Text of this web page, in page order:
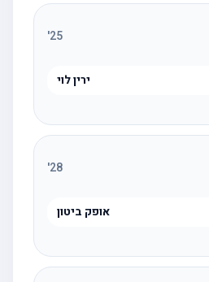
25
'
ירין לוי
28
'
אופק ביטון